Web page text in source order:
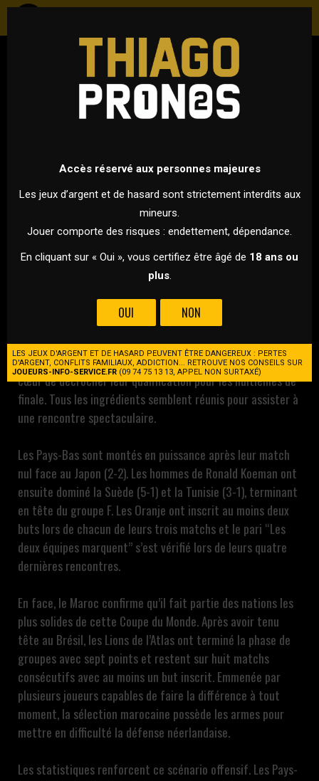
FOOTBALL
INTERNATIONAL - COUPE DU MONDE 2026
30 JUIN 2026 À 03H00
VS
POUR CE 1/16E DE FINALE DE LA COUPE DU MONDE, LES PAYS-
BAS AFFRONTENT LE MAROC !
Les Pays-Bas et le Maroc s’affrontent dans l’un des chocs
les plus attendus des 16es de finale de la Coupe du Monde
2026. Deux sélections ambitieuses, très performantes
offensivement depuis le début du tournoi, qui auront à
cœur de décrocher leur qualification pour les huitièmes de
finale. Tous les ingrédients semblent réunis pour assister à
une rencontre spectaculaire.
Les Pays-Bas sont montés en puissance après leur match
nul face au Japon (2-2). Les hommes de Ronald Koeman ont
ensuite dominé la Suède (5-1) et la Tunisie (3-1), terminant
en tête du groupe F. Les Oranje ont inscrit au moins deux
buts lors de chacun de leurs trois matchs et le pari “Les
deux équipes marquent” s’est vérifié lors de leurs quatre
dernières rencontres.
En face, le Maroc confirme qu’il fait partie des nations les
plus solides de cette Coupe du Monde. Après avoir tenu
tête au Brésil, les Lions de l’Atlas ont terminé la phase de
groupes avec sept points et restent sur huit matchs
consécutifs avec au moins un but inscrit. Emmenée par
plusieurs joueurs capables de faire la différence à tout
moment, la sélection marocaine possède les armes pour
mettre en difficulté la défense néerlandaise.
Les statistiques renforcent ce scénario offensif. Les Pays-
Accès réservé aux personnes majeures
Les jeux d’argent et de hasard sont strictement interdits aux
mineurs.
Jouer comporte des risques : endettement, dépendance.
En cliquant sur « Oui », vous certifiez être âgé de 18 ans ou
plus.
OUI NON
LES JEUX D'ARGENT ET DE HASARD PEUVENT ÊTRE DANGEREUX : PERTES
D'ARGENT, CONFLITS FAMILIAUX, ADDICTION... RETROUVE NOS CONSEILS SUR
JOUEURS-INFO-SERVICE.FR (09 74 75 13 13, APPEL NON SURTAXÉ)